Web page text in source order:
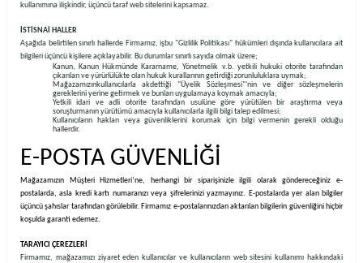
kullanımına ilişkindir, üçüncü taraf web sitelerini kapsamaz.
İSTİSNAİ HALLER
Aşağıda belirtilen sınırlı hallerde Firmamız, işbu "Gizlilik Politikası" hükümleri dışında kullanıcılara ait
bilgileri üçüncü kişilere açıklayabilir. Bu durumlar sınırlı sayıda olmak üzere;
Kanun, Kanun Hükmünde Kararname, Yönetmelik v.b. yetkili hukuki otorite tarafından
çıkarılan ve yürürlülükte olan hukuk kurallarının getirdiği zorunluluklara uymak;
Mağazamızınkullanıcılarla akdettiği "Üyelik Sözleşmesi"'nin ve diğer sözleşmelerin
gereklerini yerine getirmek ve bunları uygulamaya koymak amacıyla;
Yetkili idari ve adli otorite tarafından usulüne göre yürütülen bir araştırma veya
soruşturmanın yürütümü amacıyla kullanıcılarla ilgili bilgi talep edilmesi;
Kullanıcıların hakları veya güvenliklerini korumak için bilgi vermenin gerekli olduğu
hallerdir.
E-POSTA GÜVENLİĞİ
Mağazamızın Müşteri Hizmetleri’ne, herhangi bir siparişinizle ilgili olarak göndereceğiniz e-
postalarda, asla kredi kartı numaranızı veya şifrelerinizi yazmayınız. E-postalarda yer alan bilgiler
üçüncü şahıslar tarafından görülebilir. Firmamız e-postalarınızdan aktarılan bilgilerin güvenliğini hiçbir
koşulda garanti edemez.
TARAYICI ÇEREZLERİ
Firmamız, mağazamızı ziyaret eden kullanıcılar ve kullanıcıların web sitesini kullanımı hakkındaki